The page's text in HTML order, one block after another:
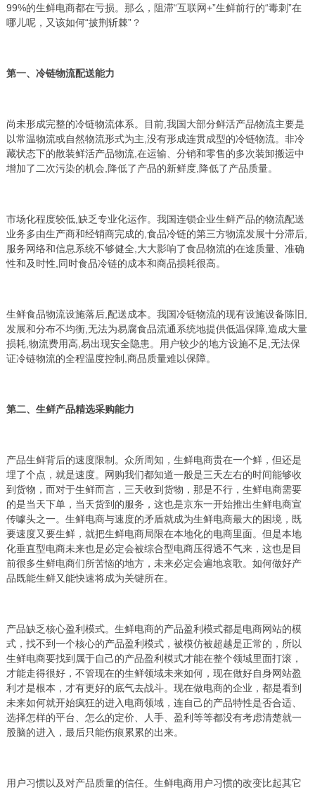
99%的生鲜电商都在亏损。那么，阻滞“互联网+”生鲜前行的“毒刺”在
哪儿呢，又该如何“披荆斩棘”？
第一、冷链物流配送能力
尚未形成完整的冷链物流体系。目前,我国大部分鲜活产品物流主要是
以常温物流或自然物流形式为主,没有形成连贯成型的冷链物流。非冷
藏状态下的散装鲜活产品物流,在运输、分销和零售的多次装卸搬运中
增加了二次污染的机会,降低了产品的新鲜度,降低了产品质量。
市场化程度较低,缺乏专业化运作。我国连锁企业生鲜产品的物流配送
业务多由生产商和经销商完成的,食品冷链的第三方物流发展十分滞后,
服务网络和信息系统不够健全,大大影响了食品物流的在途质量、准确
性和及时性,同时食品冷链的成本和商品损耗很高。
生鲜食品物流设施落后,配送成本。我国冷链物流的现有设施设备陈旧,
发展和分布不均衡,无法为易腐食品流通系统地提供低温保障,造成大量
损耗,物流费用高,易出现安全隐患。用户较少的地方设施不足,无法保
证冷链物流的全程温度控制,商品质量难以保障。
第二、生鲜产品精选采购能力
产品生鲜背后的速度限制。众所周知，生鲜电商贵在一个鲜，但还是
埋了个点，就是速度。网购我们都知道一般是三天左右的时间能够收
到货物，而对于生鲜而言，三天收到货物，那是不行，生鲜电商需要
的是当天下单，当天货到的服务，这也是京东一开始推出生鲜电商宣
传噱头之一。生鲜电商与速度的矛盾就成为生鲜电商最大的困境，既
要速度又要生鲜，就把生鲜电商局限在本地化的电商里面。但是本地
化垂直型电商未来也是必定会被综合型电商压得透不气来，这也是目
前很多生鲜电商们所苦恼的地方，未来必定会遍地哀歌。如何做好产
品既能生鲜又能快速将成为关键所在。
产品缺乏核心盈利模式。生鲜电商的产品盈利模式都是电商网站的模
式，找不到一个核心的产品盈利模式，被模仿被超越是正常的，所以
生鲜电商要找到属于自己的产品盈利模式才能在整个领域里面打滚，
才能走得很好，不管现在的生鲜领域未来如何，现在做好自身网站盈
利才是根本，才有更好的底气去战斗。现在做电商的企业，都是看到
未来如何就开始疯狂的进入电商领域，连自己的产品特性是否合适、
选择怎样的平台、怎么的定价、人手、盈利等等都没有考虑清楚就一
股脑的进入，最后只能伤痕累累的出来。
用户习惯以及对产品质量的信任。生鲜电商用户习惯的改变比起其它